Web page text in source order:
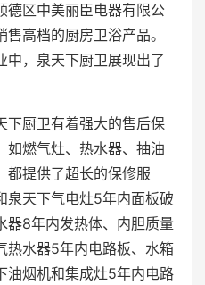
德区中美丽臣电器有限公
高档的厨房卫浴产品。
中，泉天下厨卫展现出了
下厨卫有着强大的售后保
如燃气灶、热水器、抽油
都提供了超长的保修服
泉天下气电灶5年内面板破
器8年内发热体、内胆质量
热水器5年内电路板、水箱
油烟机和集成灶5年内电路